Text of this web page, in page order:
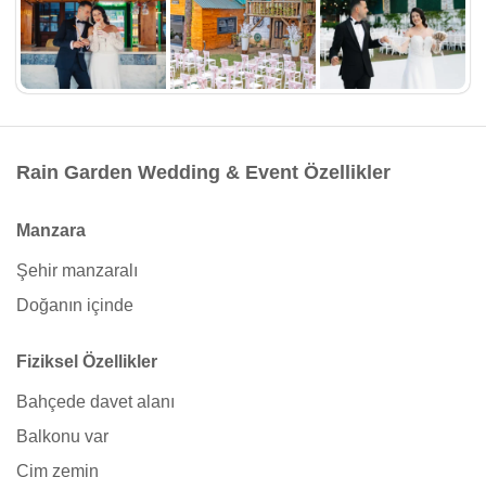
Rain Garden Wedding & Event Özellikler
Manzara
Şehir manzaralı
Doğanın içinde
Fiziksel Özellikler
Bahçede davet alanı
Balkonu var
Çim zemin